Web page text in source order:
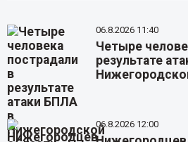
06.8.2026 11:40
Четыре
результате
06.8.2026 12:00